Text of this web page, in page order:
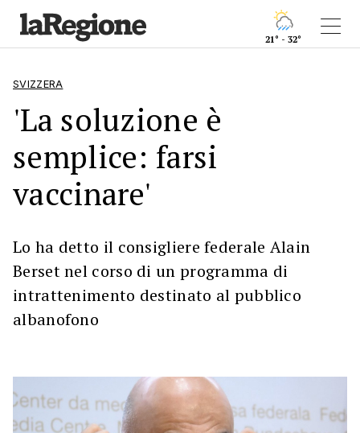
21° - 32°
SVIZZERA
'La soluzione è
semplice: farsi
vaccinare'
Lo ha detto il consigliere federale Alain
Berset nel corso di un programma di
intrattenimento destinato al pubblico
albanofono